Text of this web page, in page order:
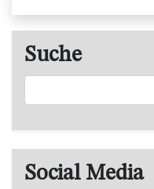
Suche
Suchen
Social Media